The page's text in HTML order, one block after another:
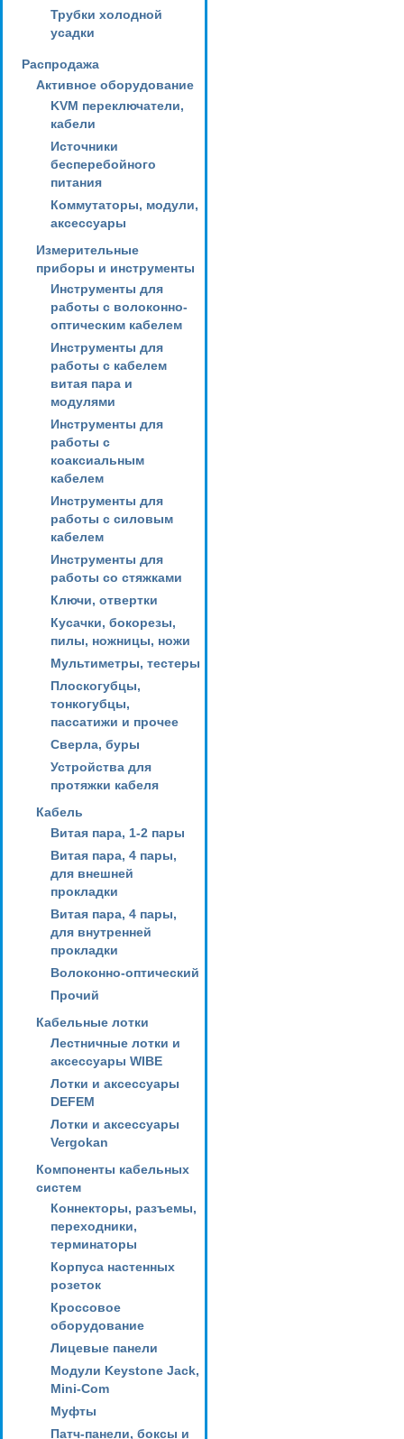
Трубки холодной
усадки
Распродажа
Активное оборудование
KVM переключатели,
кабели
Источники
бесперебойного
питания
Коммутаторы, модули,
аксессуары
Измерительные
приборы и инструменты
Инструменты для
работы с волоконно-
оптическим кабелем
Инструменты для
работы с кабелем
витая пара и
модулями
Инструменты для
работы с
коаксиальным
кабелем
Инструменты для
работы с силовым
кабелем
Инструменты для
работы со стяжками
Ключи, отвертки
Кусачки, бокорезы,
пилы, ножницы, ножи
Мультиметры, тестеры
Плоскогубцы,
тонкогубцы,
пассатижи и прочее
Сверла, буры
Устройства для
протяжки кабеля
Кабель
Витая пара, 1-2 пары
Витая пара, 4 пары,
для внешней
прокладки
Витая пара, 4 пары,
для внутренней
прокладки
Волоконно-оптический
Прочий
Кабельные лотки
Лестничные лотки и
аксессуары WIBE
Лотки и аксессуары
DEFEM
Лотки и аксессуары
Vergokan
Компоненты кабельных
систем
Коннекторы, разъемы,
переходники,
терминаторы
Корпуса настенных
розеток
Кроссовое
оборудование
Лицевые панели
Модули Keystone Jack,
Mini-Com
Муфты
Патч-панели, боксы и